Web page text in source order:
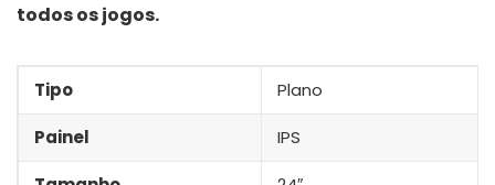
todos os jogos.
Tipo Plano
Painel IPS